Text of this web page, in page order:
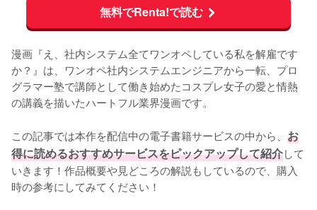
無料でRenta!で読む
漫画『え、社内システム全てワンオペしている私を解雇です
か？』は、ワンオペ社内システムエンジニアから一転、プロ
グラマー塾で講師として働き始めたコスプレ女子の愛と情熱
の講義を描いたハートフル業界漫画です。
この記事では本作を配信中の電子書籍サービスの中から、 お
得に読めるおすすめサービスをピックアップして紹介して
いきます！作品概要や見どころの解説もしているので、購入
時の参考にしてみてください！